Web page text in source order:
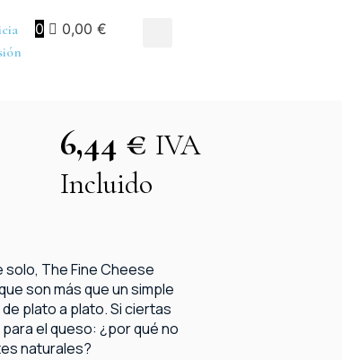
0 0,00 €
6,44 € IVA
Incluido
The Fine Cheese
son más que un simple
plato a plato. Si ciertas
el queso: ¿por qué no
naturales?